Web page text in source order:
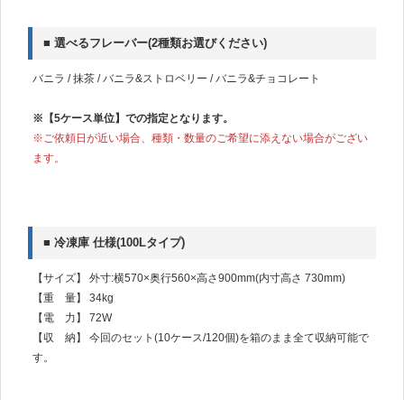
■ 選べるフレーバー(2種類お選びください)
バニラ / 抹茶 / バニラ&ストロベリー / バニラ&チョコレート
※【5ケース単位】での指定となります。
※ご依頼日が近い場合、種類・数量のご希望に添えない場合がござい
ます。
■ 冷凍庫 仕様(100Lタイプ)
【サイズ】 外寸:横570×奥行560×高さ900mm(内寸高さ 730mm)
【重 量】 34kg
【電 力】 72W
【収 納】 今回のセット(10ケース/120個)を箱のまま全て収納可能で
す。